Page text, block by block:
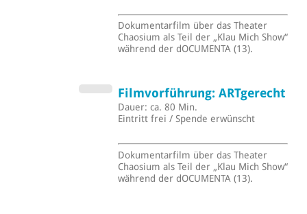
Dokumentarfilm über das Theater
Chaosium als Teil der „Klau Mich Show“
während der dOCUMENTA (13).
Filmvorführung: ARTgerecht
Dauer: ca. 80 Min.
Eintritt frei / Spende erwünscht
Dokumentarfilm über das Theater
Chaosium als Teil der „Klau Mich Show“
während der dOCUMENTA (13).